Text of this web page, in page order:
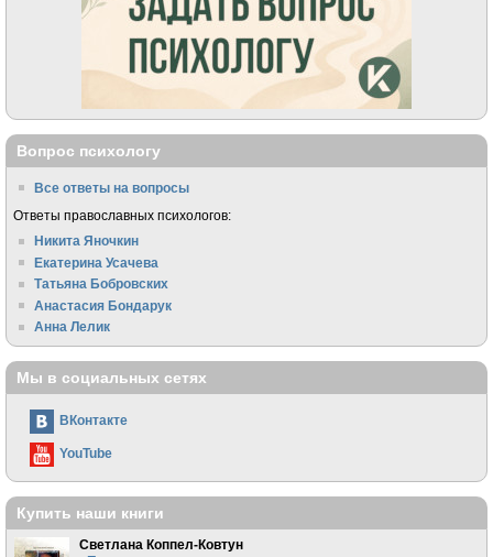
Вопрос психологу
Все ответы на вопросы
Ответы православных психологов:
Никита Яночкин
Екатерина Усачева
Татьяна Бобровских
Анастасия Бондарук
Анна Лелик
Мы в социальных сетях
ВКонтакте
YouTube
Купить наши книги
Светлана Коппел-Ковтун